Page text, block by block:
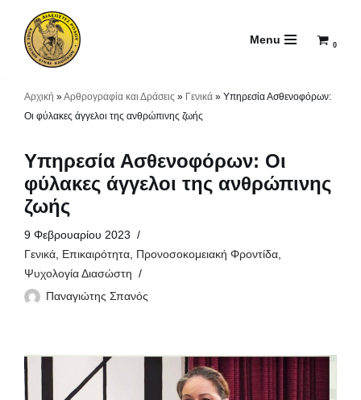
Μεταπηδήστε
Menu 0
Αρχική »Αρθρογραφία και Δράσεις » Γενικά » Υπηρεσία Ασθενοφόρων:
Οι φύλακες άγγελοι της ανθρώπινης ζωής
Υπηρεσία Ασθενοφόρων: Οι
φύλακες άγγελοι της ανθρώπινης
ζωής
9 Φεβρουαρίου 2023
Γενικά, Επικαιρότητα, Προνοσοκομειακή Φροντίδα,
Ψυχολογία Διασώστη
Παναγιώτης Σπανός